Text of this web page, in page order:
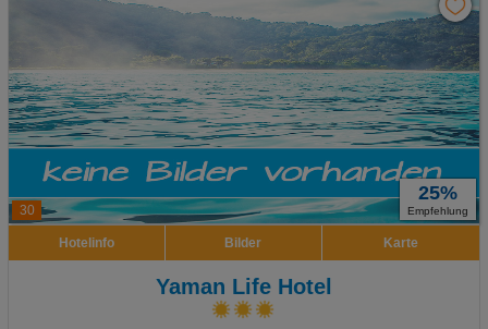
30
25%
Empfehlung
Hotelinfo Bilder Karte
Yaman Life Hotel